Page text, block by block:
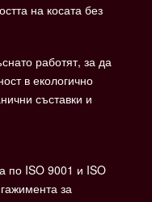
на косата без
работят, за да
в екологично
съставки и
по ISO 9001 и ISO
за